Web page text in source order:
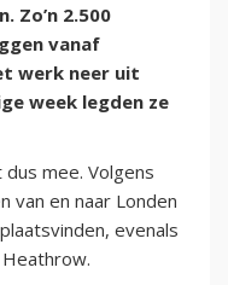
Zo’n 2.500
vanaf
werk neer uit
week legden ze
mee. Volgens
van en naar Londen
evenals